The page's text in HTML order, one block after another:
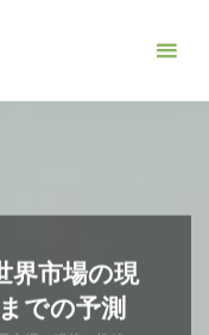
界市場の現
での予測